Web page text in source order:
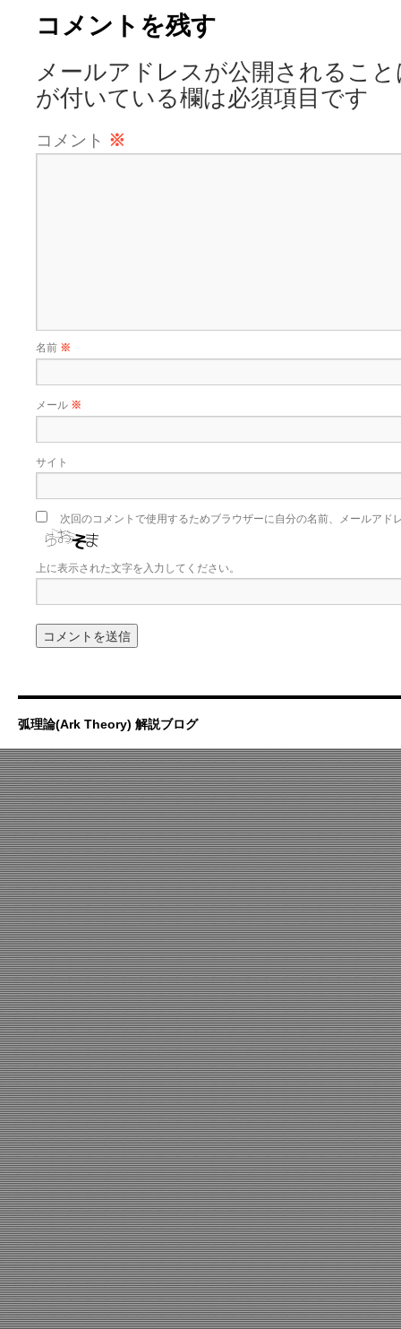
コメントを残す
メールアドレスが公開されるこ
が付いている欄は必須項目です
コメント ※
名前 ※
メール ※
サイト
次回のコメントで使用するためブラウザーに自分の名前、メールアド
上に表示された文字を入力してください。
弧理論(Ark Theory) 解説ブログ